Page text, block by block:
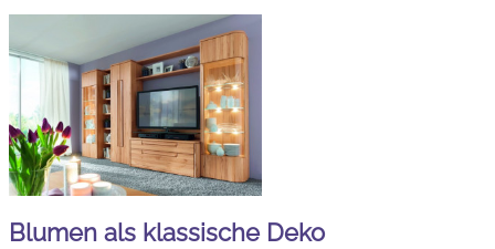
Blumen als klassische Deko